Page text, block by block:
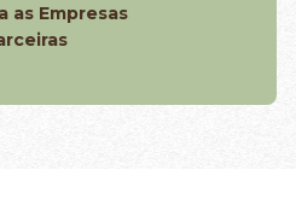
as Empresas